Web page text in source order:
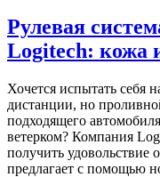
Рулевая
Logitech: кожа
Хочется испытать себя
дистанции, но
подходящего
ветерком? Компания
получить
предлагает с помощью